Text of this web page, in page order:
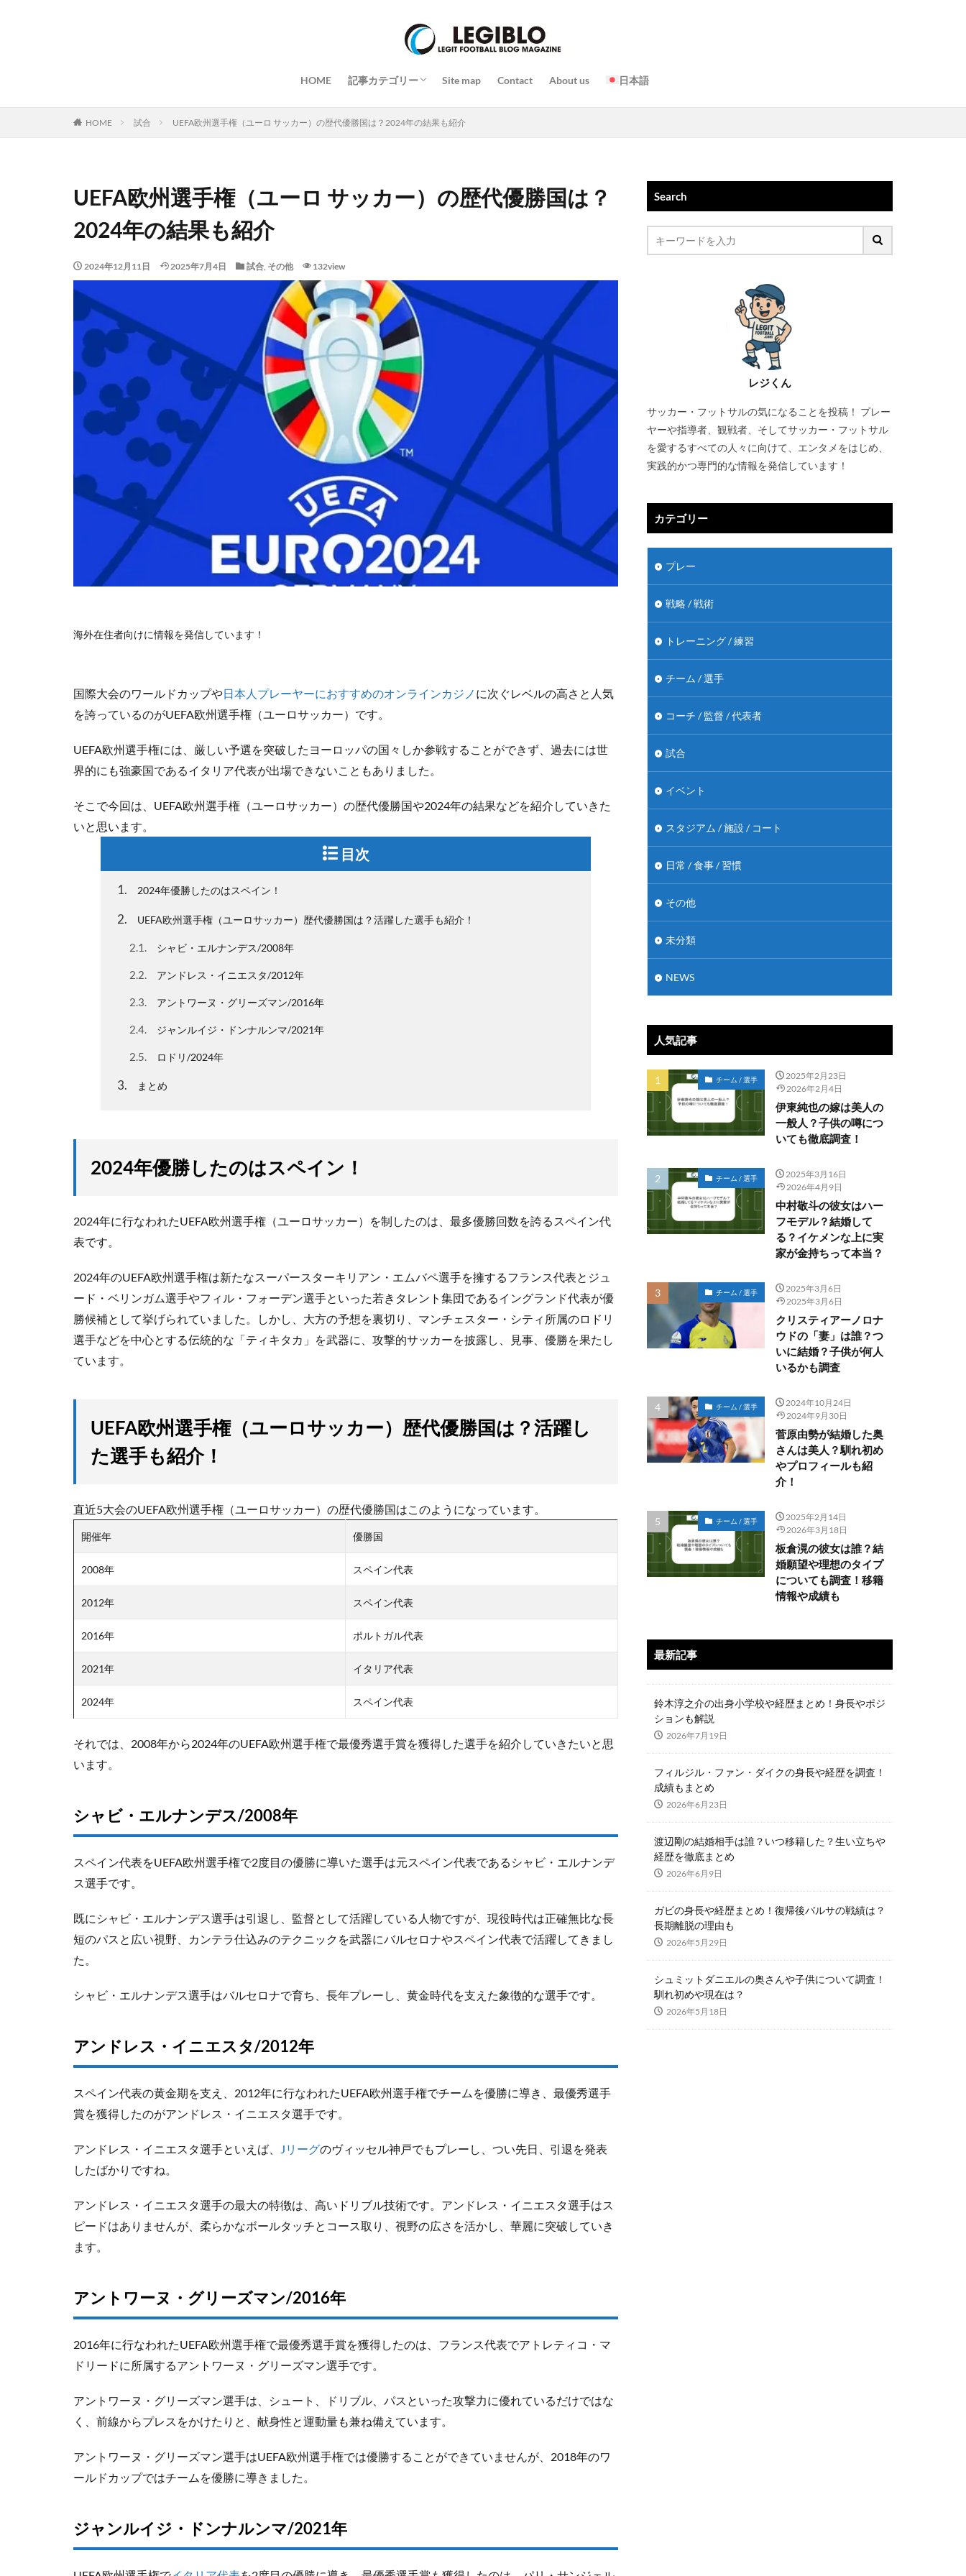
HOME 記事カテゴリー
プレー
戦略 / 戦術
トレーニング / 練習
チーム / 選手
コーチ / 監督 / 代表者
試合
イベント
スタジアム / 施設 / コート
日常 / 食事 / 習慣
その他
Site map Contact About us 日本語
HOME 試合 UEFA欧州選手権（ユーロ サッカー）の歴代優勝国は？2024年の結果も紹介
UEFA欧州選手権（ユーロ サッカー）の歴代優勝国は？
2024年の結果も紹介
2024年12月11日 2025年7月4日 試合, その他 132view
海外在住者向けに情報を発信しています！
国際大会のワールドカップや日本人プレーヤーにおすすめのオンラインカジノ に次ぐレベルの高さと人気
を誇っているのがUEFA欧州選手権（ユーロサッカー）です。
UEFA欧州選手権には、厳しい予選を突破したヨーロッパの国々しか参戦することができず、過去には世
界的にも強豪国であるイタリア代表が出場できないこともありました。
そこで今回は、UEFA欧州選手権（ユーロサッカー）の歴代優勝国や2024年の結果などを紹介していきた
いと思います。
目次
1 2024年優勝したのはスペイン！
2 UEFA欧州選手権（ユーロサッカー）歴代優勝国は？活躍した選手も紹介！
2.1 シャビ・エルナンデス/2008年
2.2 アンドレス・イニエスタ/2012年
2.3 アントワーヌ・グリーズマン/2016年
2.4 ジャンルイジ・ドンナルンマ/2021年
2.5 ロドリ/2024年
3 まとめ
2024年優勝したのはスペイン！
2024年に行なわれたUEFA欧州選手権（ユーロサッカー）を制したのは、最多優勝回数を誇るスペイン代
表です。
2024年のUEFA欧州選手権は新たなスーパースターキリアン・エムバペ選手を擁するフランス代表とジュ
ード・ベリンガム選手やフィル・フォーデン選手といった若きタレント集団であるイングランド代表が優
勝候補として挙げられていました。しかし、大方の予想を裏切り、マンチェスター・シティ所属のロドリ
選手などを中心とする伝統的な「ティキタカ」を武器に、攻撃的サッカーを披露し、見事、優勝を果たし
ています。
UEFA欧州選手権（ユーロサッカー）歴代優勝国は？活躍し
た選手も紹介！
直近5大会のUEFA欧州選手権（ユーロサッカー）の歴代優勝国はこのようになっています。
開催年 優勝国
2008年 スペイン代表
2012年 スペイン代表
2016年 ポルトガル代表
2021年 イタリア代表
2024年 スペイン代表
それでは、2008年から2024年のUEFA欧州選手権で最優秀選手賞を獲得した選手を紹介していきたいと思
います。
シャビ・エルナンデス/2008年
スペイン代表をUEFA欧州選手権で2度目の優勝に導いた選手は元スペイン代表であるシャビ・エルナンデ
ス選手です。
既にシャビ・エルナンデス選手は引退し、監督として活躍している人物ですが、現役時代は正確無比な長
短のパスと広い視野、カンテラ仕込みのテクニックを武器にバルセロナやスペイン代表で活躍してきまし
た。
シャビ・エルナンデス選手はバルセロナで育ち、長年プレーし、黄金時代を支えた象徴的な選手です。
アンドレス・イニエスタ/2012年
スペイン代表の黄金期を支え、2012年に行なわれたUEFA欧州選手権でチームを優勝に導き、最優秀選手
賞を獲得したのがアンドレス・イニエスタ選手です。
アンドレス・イニエスタ選手といえば、 Jリーグのヴィッセル神戸でもプレーし、つい先日、引退を発表
したばかりですね。
アンドレス・イニエスタ選手の最大の特徴は、高いドリブル技術です。アンドレス・イニエスタ選手はス
ピードはありませんが、柔らかなボールタッチとコース取り、視野の広さを活かし、華麗に突破していき
ます。
アントワーヌ・グリーズマン/2016年
2016年に行なわれたUEFA欧州選手権で最優秀選手賞を獲得したのは、フランス代表でアトレティコ・マ
ドリードに所属するアントワーヌ・グリーズマン選手です。
アントワーヌ・グリーズマン選手は、シュート、ドリブル、パスといった攻撃力に優れているだけではな
く、前線からプレスをかけたりと、献身性と運動量も兼ね備えています。
アントワーヌ・グリーズマン選手はUEFA欧州選手権では優勝することができていませんが、2018年のワ
ールドカップではチームを優勝に導きました。
ジャンルイジ・ドンナルンマ/2021年
Search
レジくん
サッカー・フットサルの気になることを投稿！ プレー
ヤーや指導者、観戦者、そしてサッカー・フットサル
を愛するすべての人々に向けて、エンタメをはじめ、
実践的かつ専門的な情報を発信しています！
カテゴリー
プレー
戦略 / 戦術
トレーニング / 練習
チーム / 選手
コーチ / 監督 / 代表者
試合
イベント
スタジアム / 施設 / コート
日常 / 食事 / 習慣
その他
未分類
NEWS
人気記事
チーム / 選手
2025年2月23日
2026年2月4日
伊東純也の嫁は美人の
一般人？子供の噂につ
いても徹底調査！
チーム / 選手
2025年3月16日
2026年4月9日
中村敬斗の彼女はハー
フモデル？結婚して
る？イケメンな上に実
家が金持ちって本当？
チーム / 選手
2025年3月6日
2025年3月6日
クリスティアーノロナ
ウドの「妻」は誰？つ
いに結婚？子供が何人
いるかも調査
チーム / 選手
2024年10月24日
2024年9月30日
菅原由勢が結婚した奥
さんは美人？馴れ初め
やプロフィールも紹
介！
チーム / 選手
2025年2月14日
2026年3月18日
板倉滉の彼女は誰？結
婚願望や理想のタイプ
についても調査！移籍
情報や成績も
最新記事
鈴木淳之介の出身小学校や経歴まとめ！身長やポジ
ションも解説
2026年7月19日
フィルジル・ファン・ダイクの身長や経歴を調査！
成績もまとめ
2026年6月23日
渡辺剛の結婚相手は誰？いつ移籍した？生い立ちや
経歴を徹底まとめ
2026年6月9日
ガビの身長や経歴まとめ！復帰後バルサの戦績は？
長期離脱の理由も
2026年5月29日
シュミットダニエルの奥さんや子供について調査！
馴れ初めや現在は？
2026年5月18日